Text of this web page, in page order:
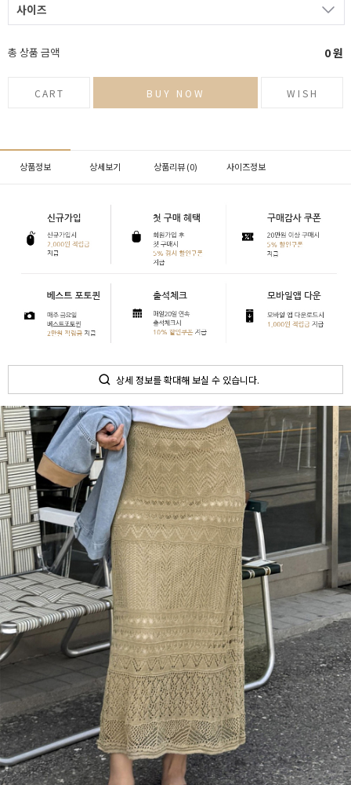
사이즈
총 상품 금액 0원
CART BUY NOW WISH
상품정보 상세보기 상품리뷰 (0) 사이즈정보
상세 정보를 확대해 보실 수 있습니다.